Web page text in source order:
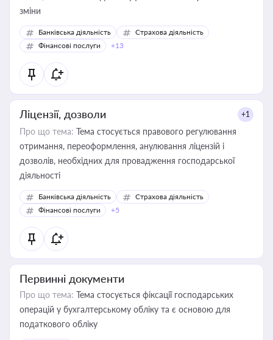
зміни
Банківська діяльність
Страхова діяльність
Фінансові послуги
+13
Ліцензії, дозволи +1
Про що тема: Тема стосується правового регулювання
отримання, переоформлення, анулювання ліцензій і
дозволів, необхідних для провадження господарської
діяльності
Банківська діяльність
Страхова діяльність
Фінансові послуги
+5
Первинні документи
Про що тема: Тема стосується фіксації господарських
операцій у бухгалтерському обліку та є основою для
податкового обліку